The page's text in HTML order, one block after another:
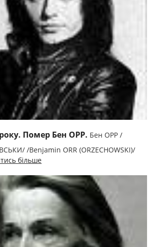
Помер Бен ОРР. Бен ОРР /
/Benjamin ORR (ORZECHOWSKI)/
більше